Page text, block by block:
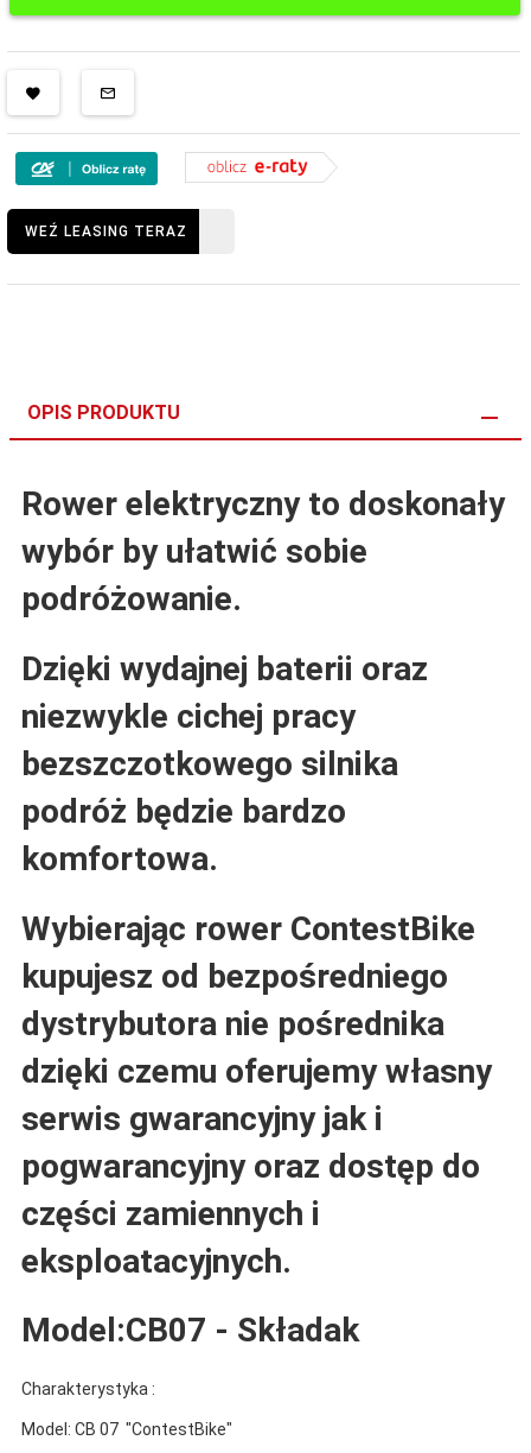
WEŹ LEASING TERAZ
OPIS PRODUKTU
Rower elektryczny to doskonały
wybór by ułatwić sobie
podróżowanie.
Dzięki wydajnej baterii oraz
niezwykle cichej pracy
bezszczotkowego silnika
podróż będzie bardzo
komfortowa.
Wybierając rower ContestBike
kupujesz od bezpośredniego
dystrybutora nie pośrednika
dzięki czemu oferujemy własny
serwis gwarancyjny jak i
pogwarancyjny oraz dostęp do
części zamiennych i
eksploatacyjnych.
Model:CB07 - Składak
Charakterystyka :
Model: CB 07 "ContestBike"